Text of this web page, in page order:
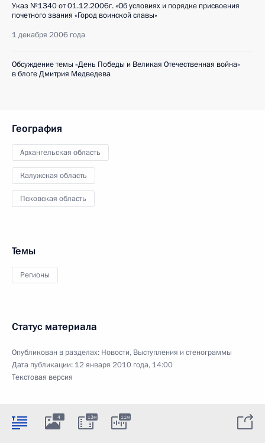
Указ №1340 от 01.12.2006г. «Об условиях и порядке присвоения
почетного звания «Город воинской славы»
1 декабря 2006 года
Обсуждение темы «День Победы и Великая Отечественная война»
в блоге Дмитрия Медведева
География
Архангельская область
Калужская область
Псковская область
Темы
Регионы
Статус материала
Опубликован в разделах: Новости, Выступления и стенограммы
Дата публикации: 12 января 2010 года, 14:00
Текстовая версия
4 13м 11м